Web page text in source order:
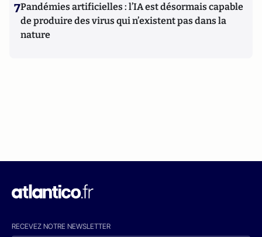
7Pandémies artificielles : l’IA est désormais capable
de produire des virus qui n’existent pas dans la
nature
RECEVEZ NOTRE NEWSLETTER